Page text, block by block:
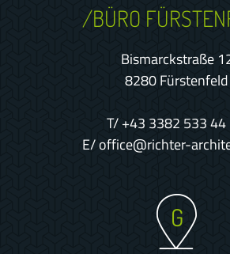
/BÜRO
Bismarckstraße
8280 Fürstenfeld
T/+43 3382 533
E/office@richter-
G